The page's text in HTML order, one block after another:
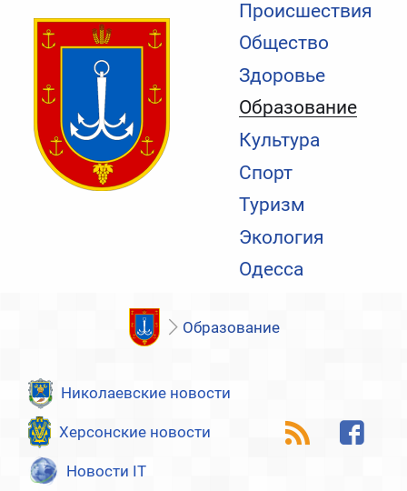
Происшествия
Общество
Здоровье
Образование
Культура
Спорт
Туризм
Экология
Одесса
Образование
Николаевские новости
Херсонские новости
Новости IT